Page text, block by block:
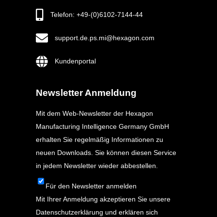
Telefon: +49-(0)6102-7144-44
support.de.ps.mi@hexagon.com
Kundenportal
Newsletter Anmeldung
Mit dem Web-Newsletter der Hexagon
Manufacturing Intelligence Germany GmbH
erhalten Sie regelmäßig Informationen zu
neuen Downloads. Sie können diesen Service
in jedem Newsletter wieder abbestellen.
Für den Newsletter anmelden
Mit Ihrer Anmeldung akzeptieren Sie unsere
Datenschutzerklärung und erklären sich